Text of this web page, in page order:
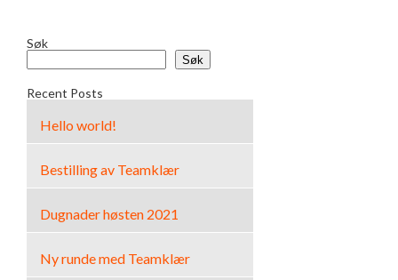
Søk
Søk
Recent Posts
Hello world!
Bestilling av Teamklær
Dugnader høsten 2021
Ny runde med Teamklær